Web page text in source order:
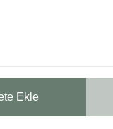
Ekle